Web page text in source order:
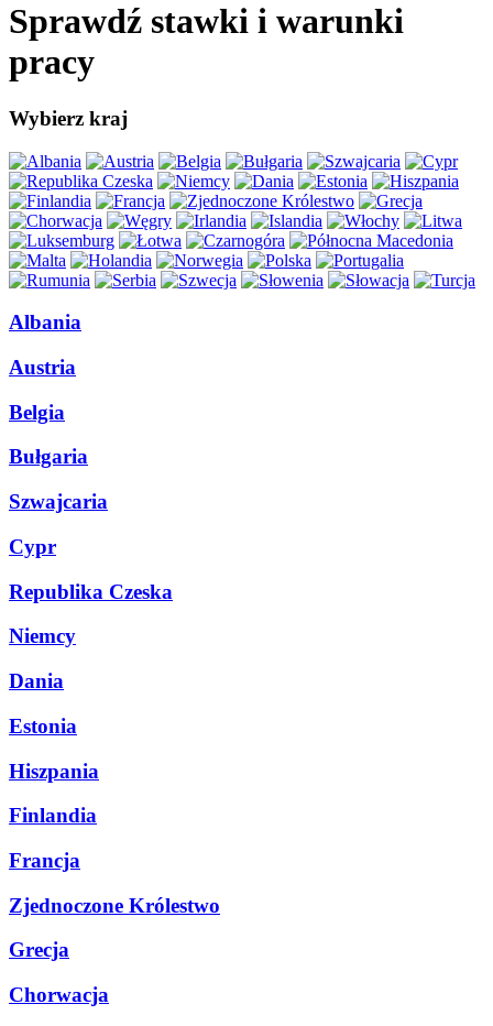
Sprawdź stawki i warunki
pracy
Wybierz kraj
Albania
Austria
Belgia
Bułgaria
Szwajcaria
Cypr
Republika Czeska
Niemcy
Dania
Estonia
Hiszpania
Finlandia
Francja
Zjednoczone Królestwo
Grecja
Chorwacja